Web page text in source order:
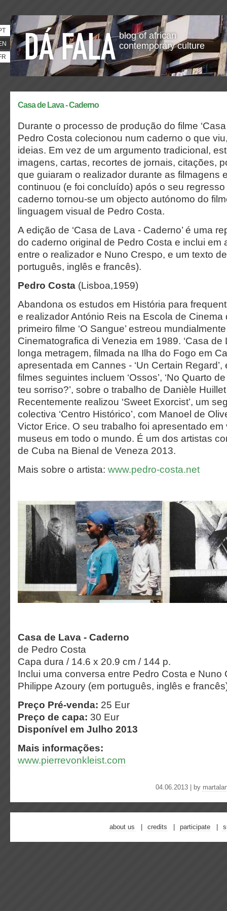
blog of african
contemporary culture
Casa de Lava - Caderno
Durante o processo de produção do filme
Pedro Costa colecionou num caderno o que
ideias. Em vez de um argumento tradicional,
imagens, cartas, recortes de jornais, citações,
que guiaram o realizador durante as filmagens
continuou (e foi concluído) após o seu
caderno tornou-se um objecto autónomo do
linguagem visual de Pedro Costa.
A edição de ‘Casa de Lava - Caderno’ é uma
do caderno original de Pedro Costa e inclui em
entre o realizador e Nuno Crespo, e um texto
português, inglês e francês).
Pedro Costa (Lisboa,1959)
Abandona os estudos em História para
e realizador António Reis na Escola de Cinema
primeiro filme ‘O Sangue’ estreou
Cinematografica di Venezia em 1989. ‘Casa de
longa metragem, filmada na Ilha do Fogo em
apresentada em Cannes - ‘Un Certain
filmes seguintes incluem ‘Ossos’, ‘No Quarto
teu sorriso?’, sobre o trabalho de Danièle
Recentemente realizou ‘Sweet Exorcist’, um
colectiva ‘Centro Histórico’, com Manoel de
Victor Erice. O seu trabalho foi apresentado
museus em todo o mundo. É um dos artistas
de Cuba na Bienal de Veneza 2013.
Mais sobre o artista: www.pedro-costa.net
Casa de Lava - Caderno
de Pedro Costa
Capa dura / 14.6 x 20.9 cm / 144 p.
Inclui uma conversa entre Pedro Costa e Nuno
Philippe Azoury (em português, inglês e
Preço Pré-venda: 25 Eur
Preço de capa: 30 Eur
Disponível em Julho 2013
Mais informações:
www.pierrevonkleist.com
04.06.2013 | by
about us credits participate